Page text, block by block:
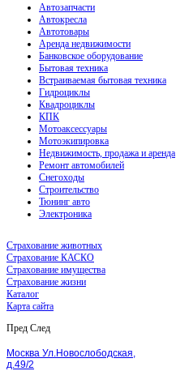
Автозапчасти
Автокресла
Автотовары
Аренда недвижимости
Банковское оборудование
Бытовая техника
Встраиваемая бытовая техника
Гидроциклы
Квадроциклы
КПК
Мотоаксессуары
Мотоэкипировка
Недвижимость, продажа и аренда
Ремонт автомобилей
Снегоходы
Строительство
Тюнинг авто
Электроника
Страхование животных
Страхование КАСКО
Страхование имущества
Страхование жизни
Каталог
Карта сайта
Пред След
Москва Ул.Новослободская,
д.49/2